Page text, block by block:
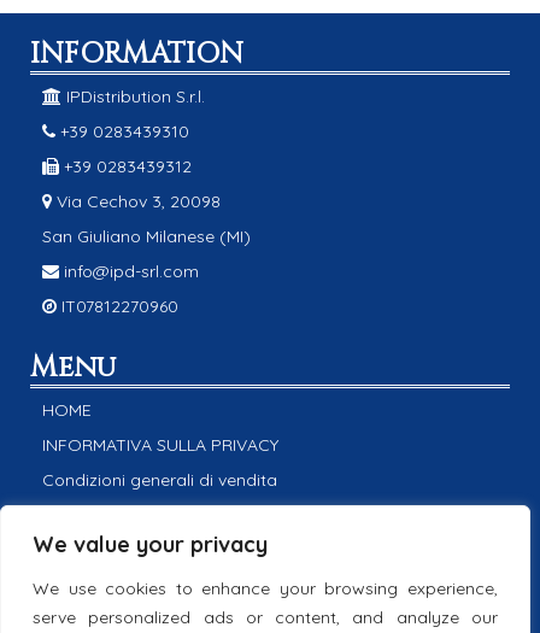
We value your privacy
We use cookies to enhance your browsing experience,
serve personalized ads or content, and analyze our
INFORMATION
IPDistribution S.r.l.
+39 0283439310
+39 0283439312
Via Cechov 3, 20098
San Giuliano Milanese (MI)
info@ipd-srl.com
IT07812270960
Menu
HOME
INFORMATIVA SULLA PRIVACY
Condizioni generali di vendita
POLITICA INTEGRATA
CONTATTACI